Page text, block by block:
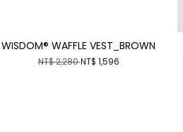
WISDOM® WAFFLE VEST_BROWN
NT$ 2,280NT$ 1,596